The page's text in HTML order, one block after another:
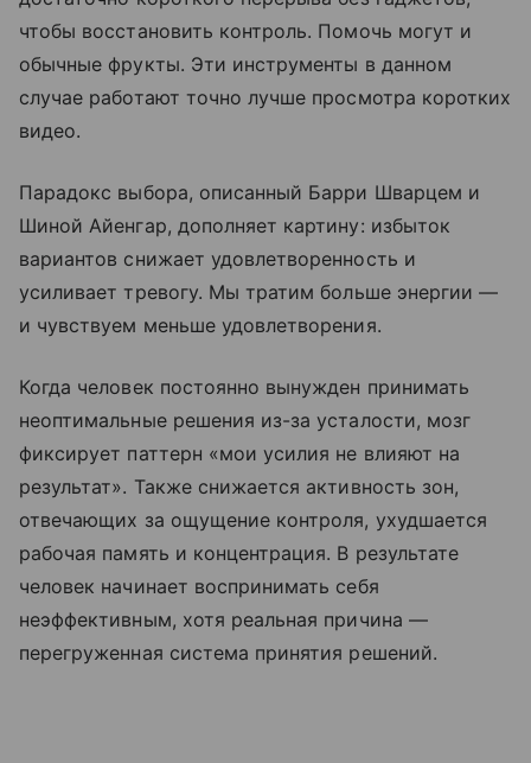
чтобы восстановить контроль. Помочь могут и
обычные фрукты. Эти инструменты в данном
случае работают точно лучше просмотра коротких
видео.
Парадокс выбора, описанный Барри Шварцем и
Шиной Айенгар, дополняет картину: избыток
вариантов снижает удовлетворенность и
усиливает тревогу. Мы тратим больше энергии —
и чувствуем меньше удовлетворения.
Когда человек постоянно вынужден принимать
неоптимальные решения из-за усталости, мозг
фиксирует паттерн «мои усилия не влияют на
результат». Также снижается активность зон,
отвечающих за ощущение контроля, ухудшается
рабочая память и концентрация. В результате
человек начинает воспринимать себя
неэффективным, хотя реальная причина —
перегруженная система принятия решений.